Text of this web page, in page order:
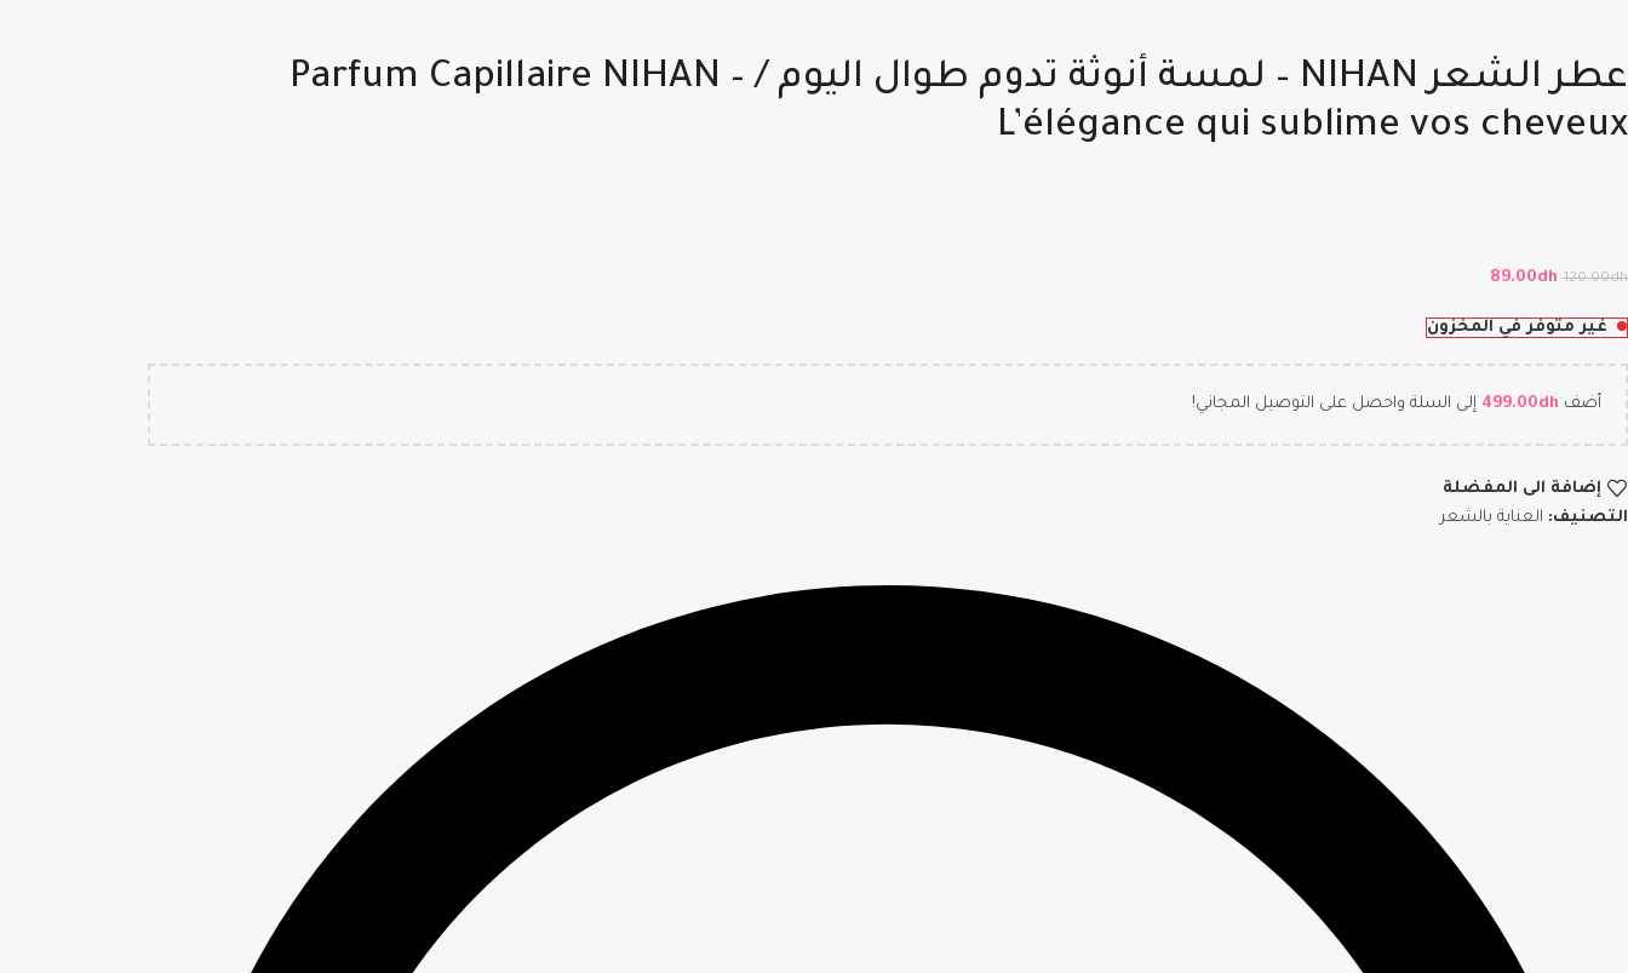
عطر الشعر NIHAN – لمسة أنوثة تدوم طوال اليوم / Parfum Capillaire NIHAN –
L’élégance qui sublime vos cheveux
120.00dh
89.00dh
غير متوفر في المخزون
أضف 499.00dh إلى السلة واحصل على التوصيل المجاني!
إضافة الى المفضلة
التصنيف: العناية بالشعر